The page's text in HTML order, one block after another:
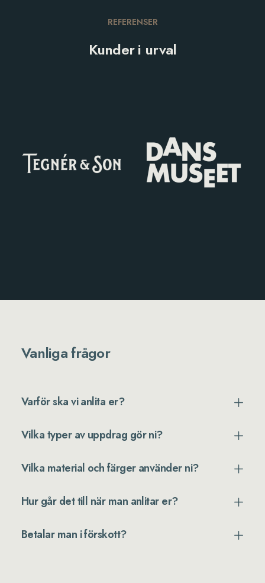
REFERENSER
Kunder i urval
Vanliga frågor
Varför ska vi anlita er?
Vilka typer av uppdrag gör ni?
Vilka material och färger använder ni?
Hur går det till när man anlitar er?
Betalar man i förskott?